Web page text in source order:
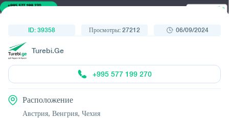
ID: 39358 Просмотры: 27212 06/09/2024
Turebi.Ge
+995 577 199 270
Расположение
Австрия, Венгрия, Чехия